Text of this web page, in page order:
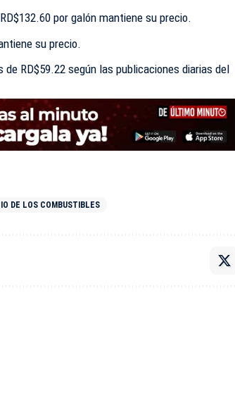
por galón mantiene su precio.
su precio.
RD$59.22 según las publicaciones diarias del
DE LOS COMBUSTIBLES